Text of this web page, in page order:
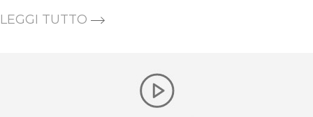
LEGGI TUTTO